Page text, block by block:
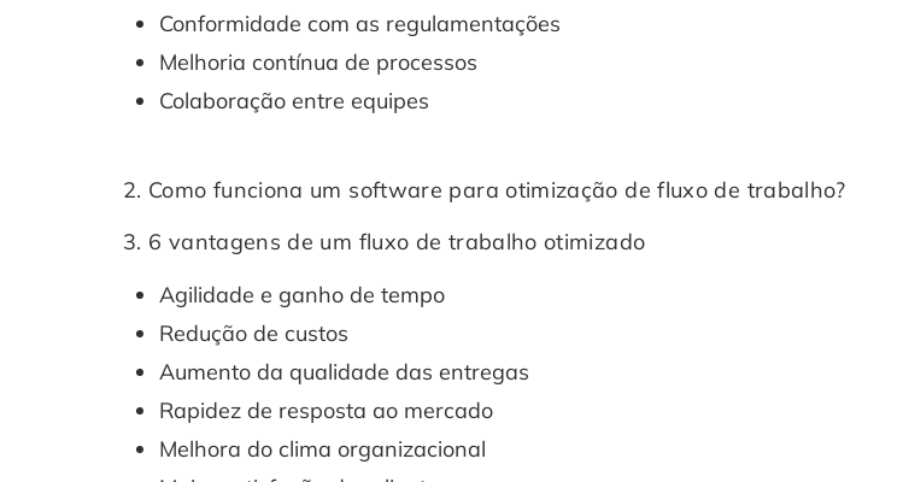
Conformidade com as regulamentações
Melhoria contínua de processos
Colaboração entre equipes
2. Como funciona um software para otimização de fluxo de trabalho?
3. 6 vantagens de um fluxo de trabalho otimizado
Agilidade e ganho de tempo
Redução de custos
Aumento da qualidade das entregas
Rapidez de resposta ao mercado
Melhora do clima organizacional